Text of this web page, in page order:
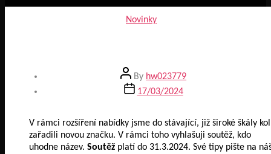
Categories
Novinky
Post
author
By hw023779
Post17/03/2024
V rámci rozšíření nabídky jsme do stávající, již široké škály kol
zařadili novou značku. V rámci toho vyhlašuji soutěž, kdo
uhodne název. Soutěž platí do 31.3.2024. Své tipy pište na